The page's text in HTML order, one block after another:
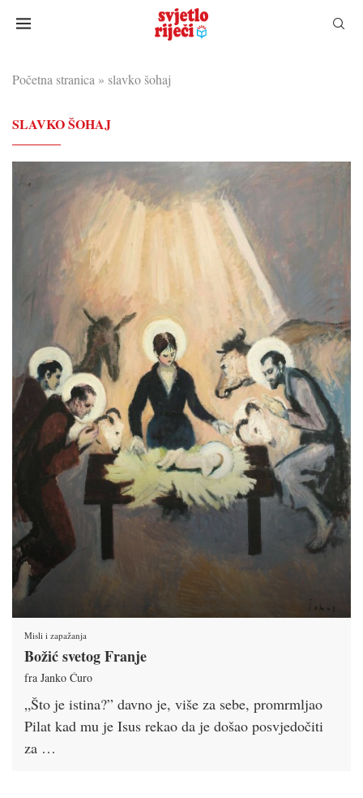
Početna stranica » slavko šohaj
SLAVKO ŠOHAJ
Misli i zapažanja
Božić svetog Franje
fra Janko Ćuro
„Što je istina?” davno je, više za sebe, promrmljao
Pilat kad mu je Isus rekao da je došao posvjedočiti
za …